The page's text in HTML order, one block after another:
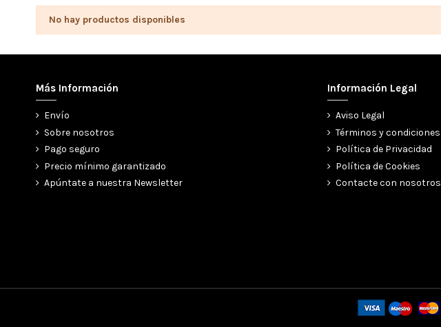
No hay productos disponibles
Más Información
Envío
Sobre nosotros
Pago seguro
Precio mínimo garantizado
Apúntate a nuestra Newsletter
Información Legal
Aviso Legal
Términos y condiciones
Política de Privacidad
Política de Cookies
Contacte con nosotros